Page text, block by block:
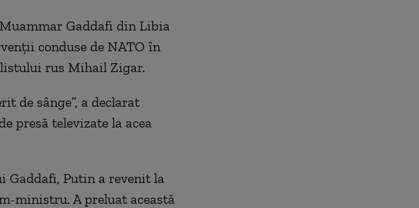
Gaddafi din Libia
conduse de NATO în
rus Mihail Zigar.
de sânge”, a declarat
presă televizate la acea
Gaddafi, Putin a revenit la
ministru. A preluat această